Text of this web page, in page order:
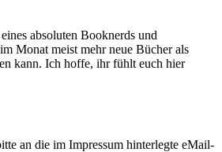
absoluten Booknerds und
Monat meist mehr neue Bücher als
kann. Ich hoffe, ihr fühlt euch hier
an die im Impressum hinterlegte eMail-